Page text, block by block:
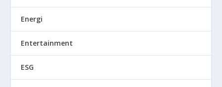
Energi
Entertainment
ESG